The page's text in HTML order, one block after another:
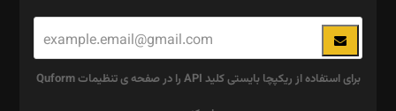
برای استفاده از ریکپچا بایستی کلید API را در صفحه ی تنظیمات Quform